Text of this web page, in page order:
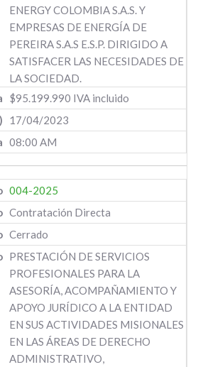
ENERGY COLOMBIA S.A.S. Y
EMPRESAS DE ENERGÍA DE
PEREIRA S.A.S E.S.P. DIRIGIDO A
SATISFACER LAS NECESIDADES DE
LA SOCIEDAD.
$95.199.990 IVA incluido
17/04/2023
08:00 AM
004-2025
Contratación Directa
Cerrado
PRESTACIÓN DE SERVICIOS
PROFESIONALES PARA LA
ASESORÍA, ACOMPAÑAMIENTO Y
APOYO JURÍDICO A LA ENTIDAD
EN SUS ACTIVIDADES MISIONALES
EN LAS ÁREAS DE DERECHO
ADMINISTRATIVO,